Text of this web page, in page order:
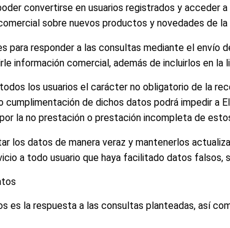
convertirse en usuarios registrados y acceder
sobre nuevos productos y novedades de la
para responder a las consultas mediante el
información comercial, además de incluirlos en la
todos los usuarios el carácter no obligatorio de la
de dichos datos podrá impedir a
la no prestación o prestación incompleta de
los datos de manera veraz y mantenerlos
a todo usuario que haya facilitado datos falsos,
es la respuesta a las consultas planteadas, así